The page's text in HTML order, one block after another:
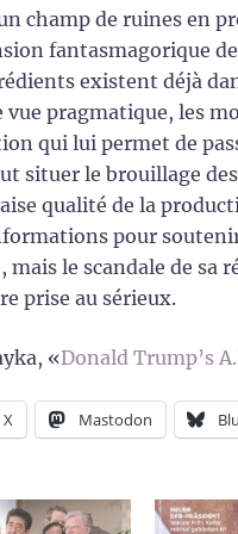
champ de ruines en
fantasmagorique
existent déjà
vue pragmatique, les
qui lui permet de
situer le brouillage
qualité de la
pour
mais le scandale de
prise au sérieux.
«Donald Trump’s
X Mastodon